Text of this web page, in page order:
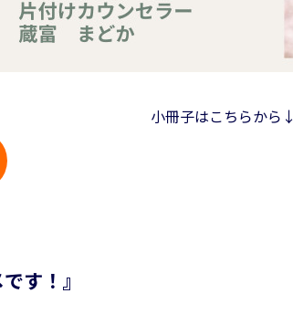
小冊子はこちらから↓
す！』